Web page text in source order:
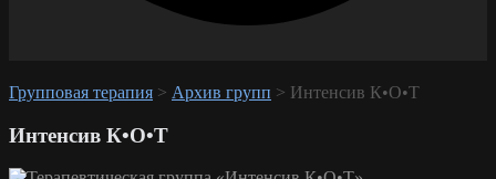
Групповая терапия > Архив групп > Интенсив К•О•Т
Интенсив К•О•Т